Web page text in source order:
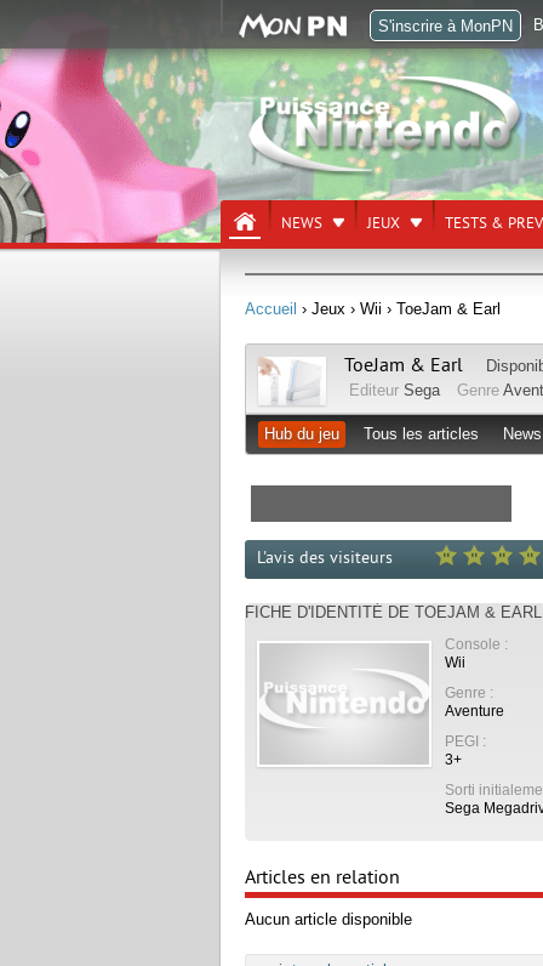
NEWS JEUX TESTS &
Accueil › Jeux › Wii › ToeJam & Earl
ToeJam & Earl
Editeur Sega Genre
Hub du jeu Tous les articles News
L'avis des visiteurs
FICHE D'IDENTITÉ DE TOEJAM & EARL
Console :
Wii
Genre :
Aventure
PEGI :
3+
Sorti
Sega
Articles en relation
Aucun article disponible
S'inscrire à MonPN